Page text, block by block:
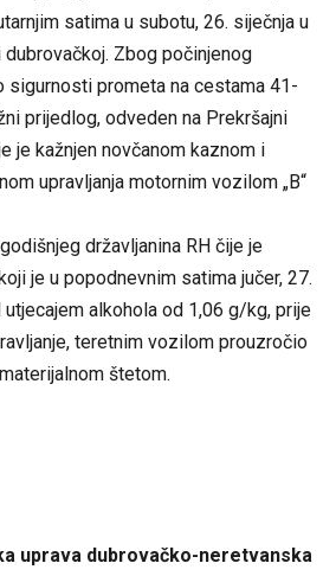
satima u subotu, 26. siječnja u
Zbog počinjenog
sigurnosti prometa na cestama 41-
prijedlog, odveden na Prekršajni
je kažnjen novčanom kaznom i
upravljanja motornim vozilom „B“
državljanina RH čije je
je u popodnevnim satima jučer, 27.
utjecajem alkohola od 1,06 g/kg, prije
teretnim vozilom prouzročio
štetom.
uprava dubrovačko-neretvanska